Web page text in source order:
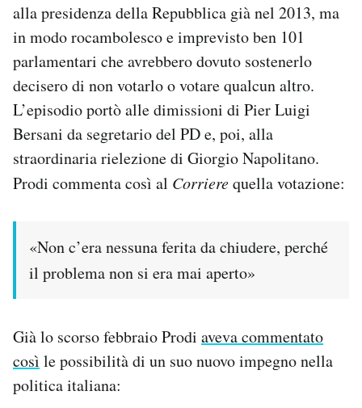
alla presidenza della Repubblica già nel 2013, ma
in modo rocambolesco e imprevisto ben 101
parlamentari che avrebbero dovuto sostenerlo
decisero di non votarlo o votare qualcun altro.
L’episodio portò alle dimissioni di Pier Luigi
Bersani da segretario del PD e, poi, alla
straordinaria rielezione di Giorgio Napolitano.
Prodi commenta così al Corrierequella votazione:
«Non c’era nessuna ferita da chiudere, perché
il problema non si era mai aperto»
Già lo scorso febbraio Prodi aveva commentato
così le possibilità di un suo nuovo impegno nella
politica italiana: